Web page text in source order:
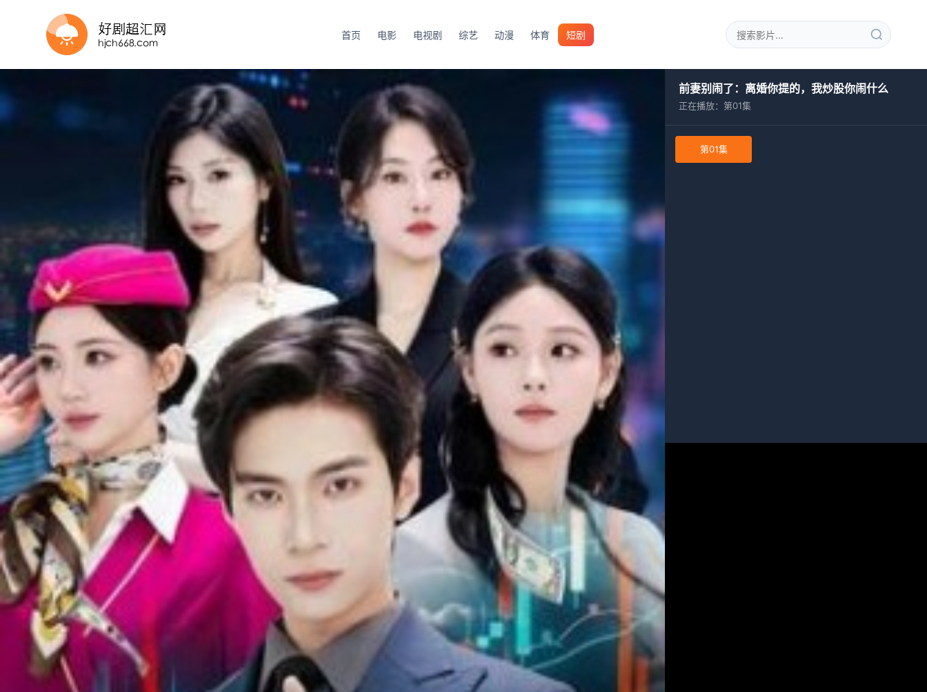
首页 电影 电视剧 综艺 动漫 体育 短剧
前妻别闹了：离婚你提的，我炒股你闹什么
正在播放：第01集
第01集